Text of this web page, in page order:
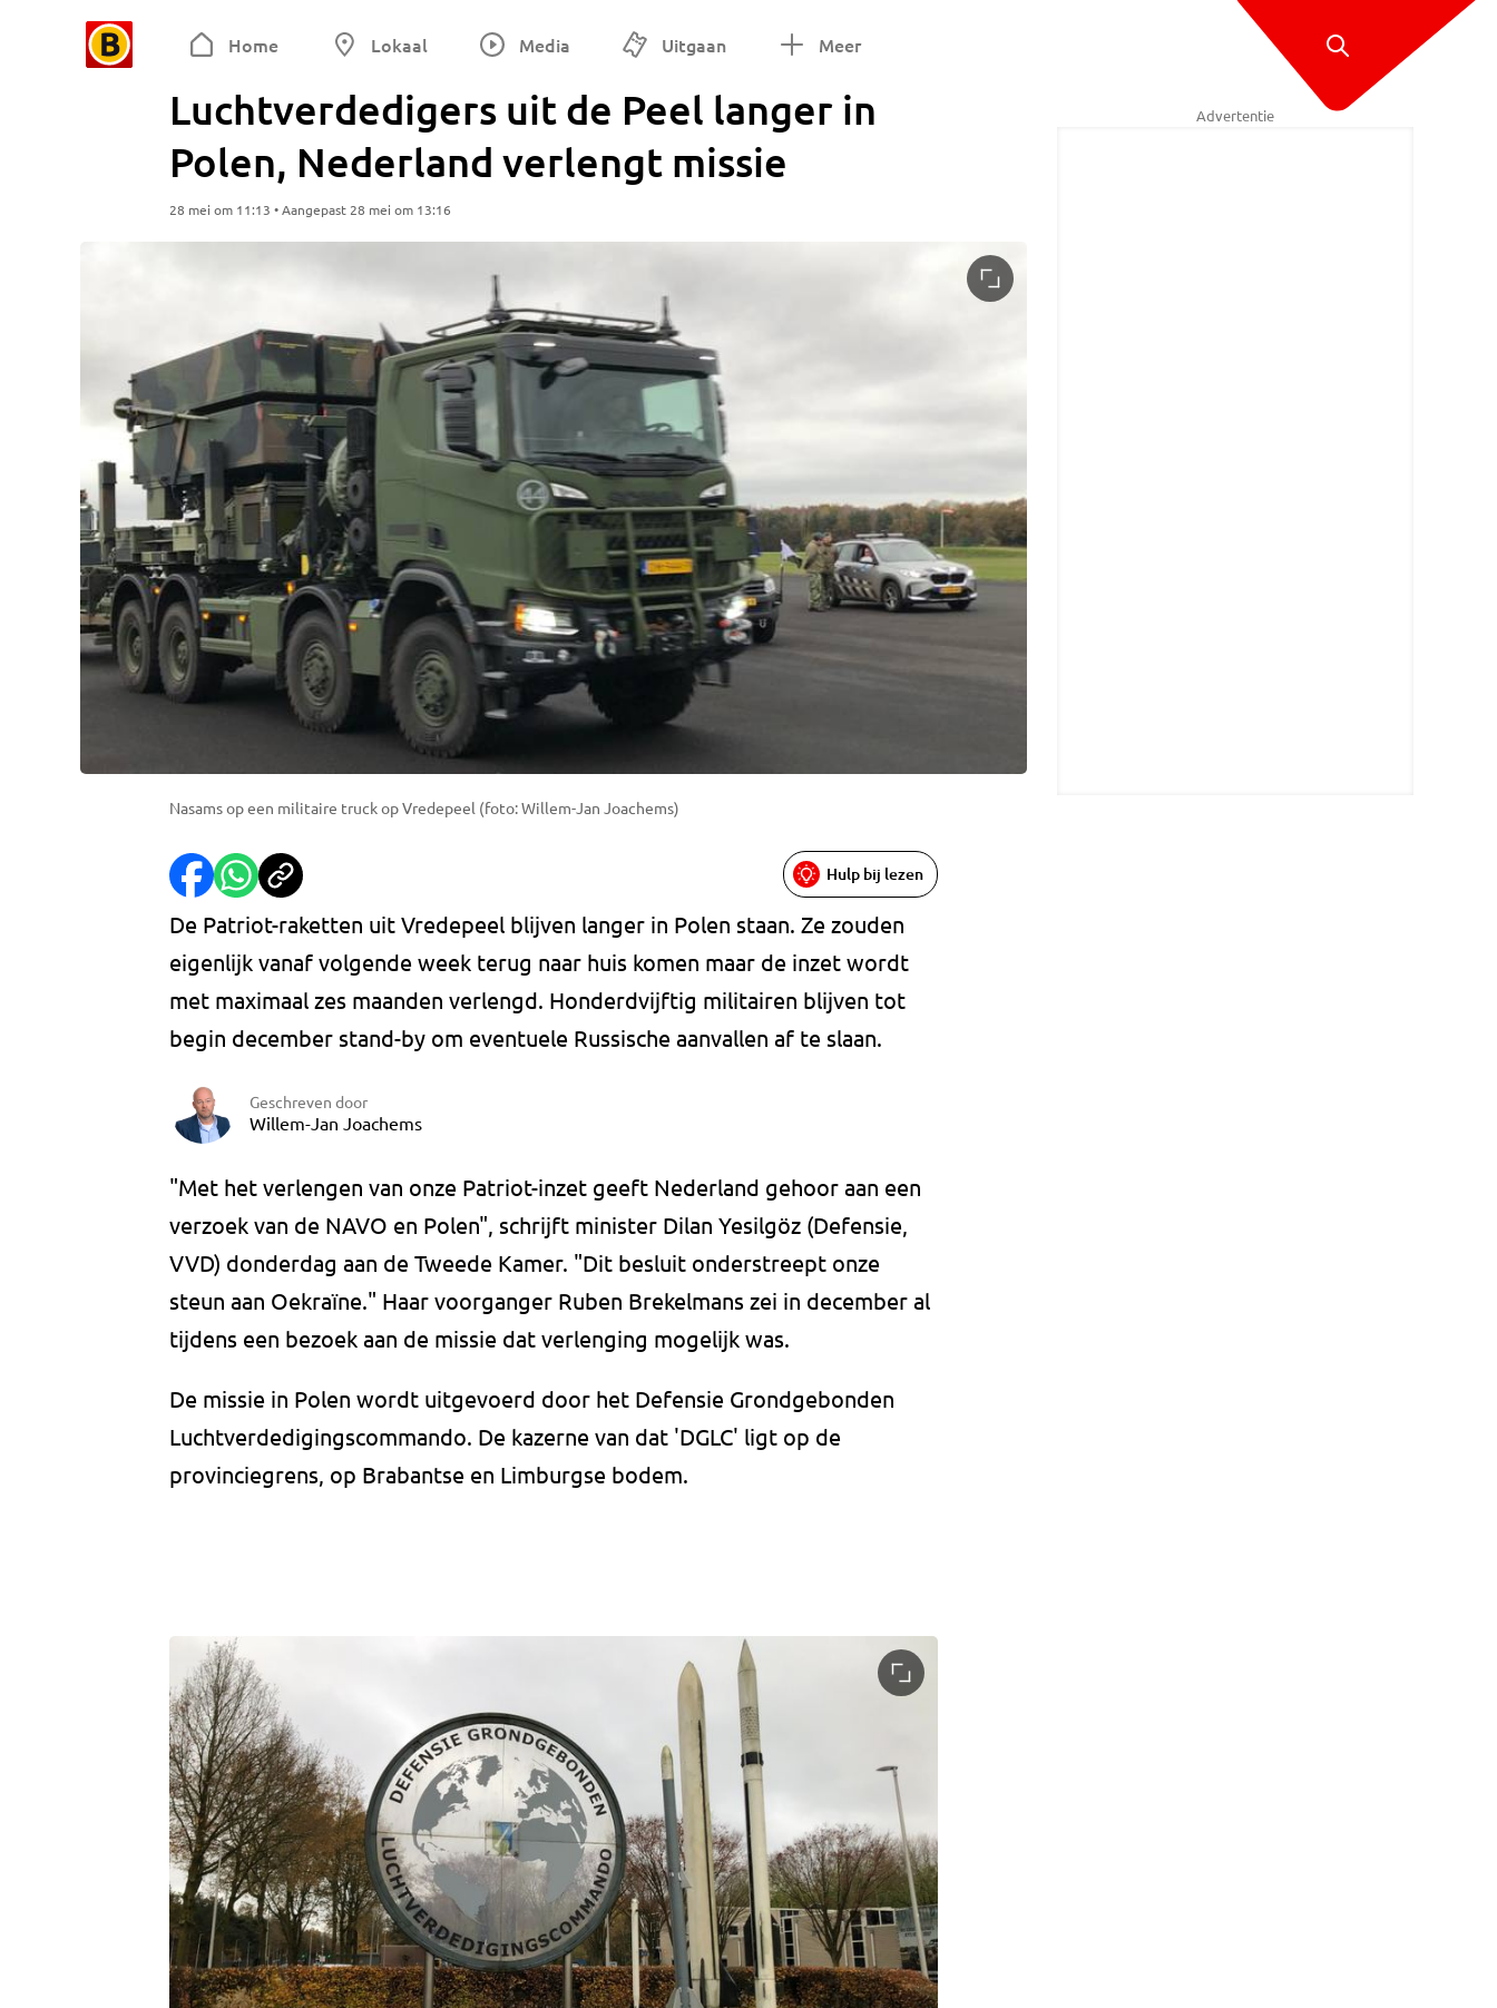
Home Lokaal Media Uitgaan Meer
Luchtverdedigers uit de Peel langer in
Polen, Nederland verlengt missie
28 mei om 11:13 • Aangepast 28 mei om 13:16
Nasams op een militaire truck op Vredepeel (foto: Willem-Jan Joachems)
Hulp bij lezen
De Patriot-raketten uit Vredepeel blijven langer in Polen staan. Ze zouden
eigenlijk vanaf volgende week terug naar huis komen maar de inzet wordt
met maximaal zes maanden verlengd. Honderdvijftig militairen blijven tot
begin december stand-by om eventuele Russische aanvallen af te slaan.
Geschreven door
Willem-Jan Joachems
"Met het verlengen van onze Patriot-inzet geeft Nederland gehoor aan een
verzoek van de NAVO en Polen", schrijft minister Dilan Yesilgöz (Defensie,
VVD) donderdag aan de Tweede Kamer. "Dit besluit onderstreept onze
steun aan Oekraïne." Haar voorganger Ruben Brekelmans zei in december al
tijdens een bezoek aan de missie dat verlenging mogelijk was.
De missie in Polen wordt uitgevoerd door het Defensie Grondgebonden
Luchtverdedigingscommando. De kazerne van dat 'DGLC' ligt op de
provinciegrens, op Brabantse en Limburgse bodem.
Advertentie